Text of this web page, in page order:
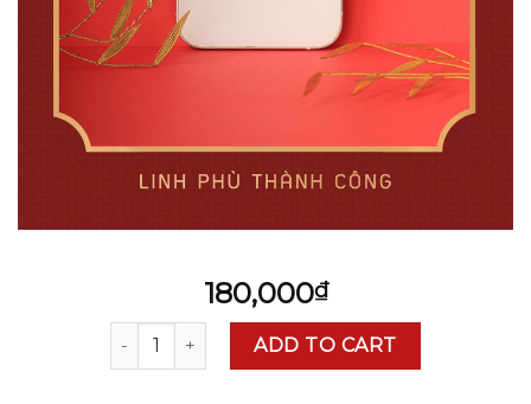
180,000₫
Linh phù thành công quantity
ADD TO CART